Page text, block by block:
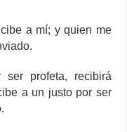
a mí; y quien me
profeta, recibirá
a un justo por ser